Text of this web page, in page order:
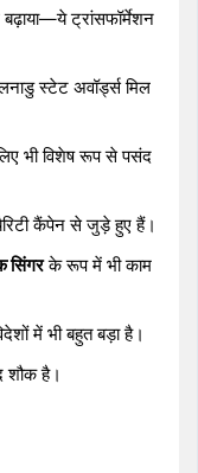
ट्रांसफॉर्मेशन
स्टेट अवॉर्ड्स मिल
भी विशेष रूप से पसंद
कैंपेन से जुड़े हुए हैं।
सिंगरके रूप में भी काम
में भी बहुत बड़ा है।
शौक है।